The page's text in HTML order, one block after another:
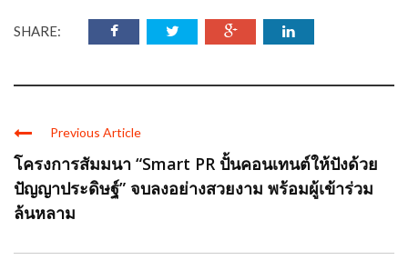
SHARE:
Previous Article
โครงการสัมมนา “Smart PR ปั้นคอนเทนต์ให้ปังด้วย
ปัญญาประดิษฐ์” จบลงอย่างสวยงาม พร้อมผู้เข้าร่วม
ล้นหลาม